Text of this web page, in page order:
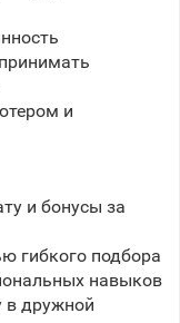
и
и бонусы за
гибкого подбора
навыков
в дружной